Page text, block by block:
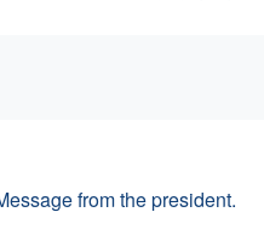
from the president.